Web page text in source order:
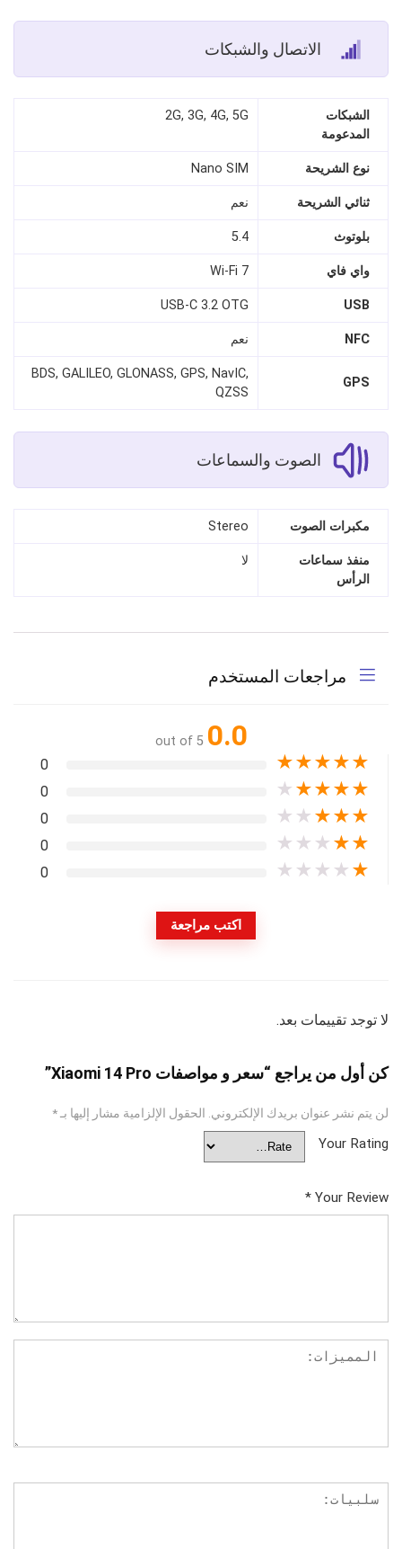
الاتصال والشبكات
الشبكات
المدعومة
2G, 3G, 4G, 5G
نوع الشريحة Nano SIM
ثنائي الشريحة نعم
بلوتوث 5.4
واي فاي Wi‑Fi 7
USB
USB-C 3.2 OTG
NFC نعم
GPS
BDS, GALILEO, GLONASS, GPS, NavIC,
QZSS
الصوت والسماعات
مكبرات الصوت Stereo
منفذ سماعات
الرأس
لا
مراجعات المستخدم
0.0
out of 5
★
★
★
★
★
0
★
★
★
★
★
0
★
★
★
★
★
0
★
★
★
★
★
0
★
★
★
★
★
0
اكتب مراجعة
لا توجد تقييمات بعد.
كن أول من يراجع “سعر و مواصفات Xiaomi 14 Pro”
لن يتم نشر عنوان بريدك الإلكتروني. الحقول الإلزامية مشار إليها بـ*
Your Rating
Your Review
*